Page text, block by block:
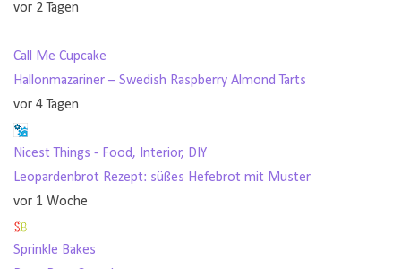
vor 2 Tagen
Call Me Cupcake
Hallonmazariner – Swedish Raspberry Almond Tarts
vor 4 Tagen
Nicest Things - Food, Interior, DIY
Leopardenbrot Rezept: süßes Hefebrot mit Muster
vor 1 Woche
Sprinkle Bakes